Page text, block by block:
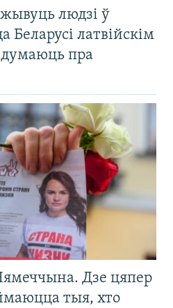
людзі ў
латвійскім
пра
Дзе цяпер
тыя, хто